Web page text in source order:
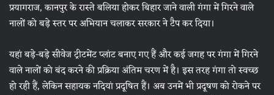
प्रयागराज, कानपुर के रास्ते बलिया होकर बिहार जाने वाली गंगा में गिरने वाले
नालों को बड़े स्तर पर अभियान चलाकर सरकार ने टैप कर दिया।
यहां बड़े-बड़े सीवेज ट्रीटमेंट प्लांट बनाए गए हैं और कई जगह पर गंगा में गिरने
वाले नालों को बंद करने की प्रक्रिया अंतिम चरण में है। इस तरह गंगा तो स्वच्छ
हो रही हैं, लेकिन सहायक नदियां प्रदूषित हैं। अब उनमें भी प्रदूषण को रोकने पर